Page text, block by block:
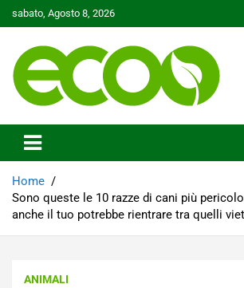
to
sabato, Agosto 8, 2026
Ecoo.it
Home
Sono queste le 10 razze di cani più
anche il tuo potrebbe rientrare tra quelli
ANIMALI